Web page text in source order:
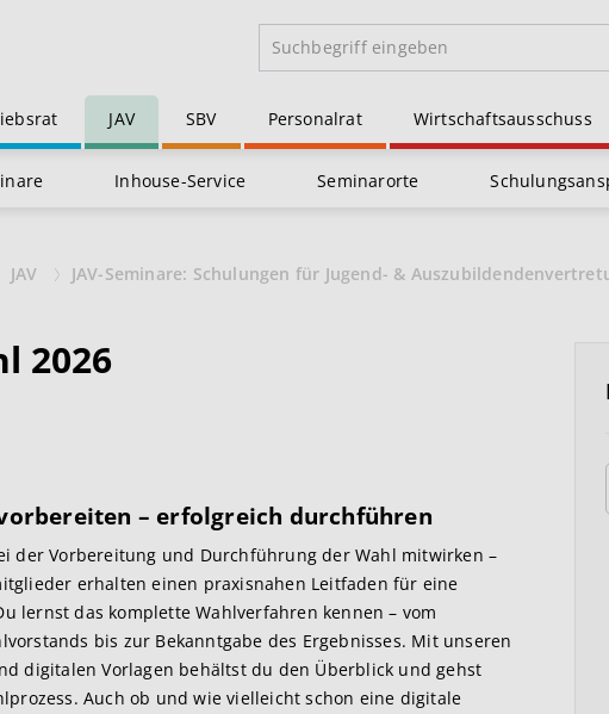
JAV SBV Personalrat Wirtschaftsausschuss
Inhouse-Service Seminarorte
JAV JAV-Seminare: Schulungen für Jugend- &
2026
– erfolgreich durchführen
der Vorbereitung und Durchführung der Wahl mitwirken –
erhalten einen praxisnahen Leitfaden für eine
lernst das komplette Wahlverfahren kennen – vom
bis zur Bekanntgabe des Ergebnisses. Mit unseren
digitalen Vorlagen behältst du den Überblick und gehst
Auch ob und wie vielleicht schon eine digitale